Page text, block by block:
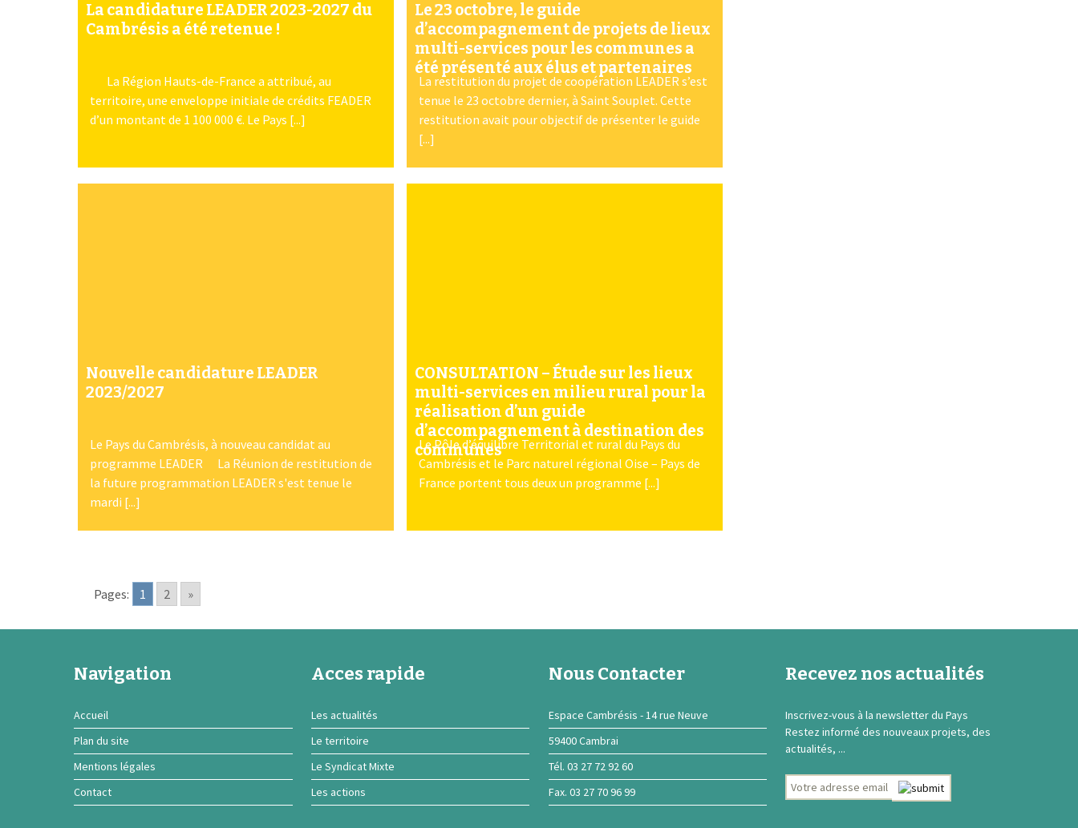
La candidature LEADER 2023-2027 du
Cambrésis a été retenue !
La Région Hauts-de-France a attribué, au
territoire, une enveloppe initiale de crédits FEADER
d’un montant de 1 100 000 €. Le Pays [...]
Le 23 octobre, le guide
d’accompagnement de projets de lieux
multi-services pour les communes a
été présenté aux élus et partenaires
La restitution du projet de coopération LEADER s’est
tenue le 23 octobre dernier, à Saint Souplet. Cette
restitution avait pour objectif de présenter le guide
[...]
Nouvelle candidature LEADER
2023/2027
Le Pays du Cambrésis, à nouveau candidat au
programme LEADER La Réunion de restitution de
la future programmation LEADER s'est tenue le
mardi [...]
CONSULTATION – Étude sur les lieux
multi-services en milieu rural pour la
réalisation d’un guide
d’accompagnement à destination des
communes
Le Pôle d’équilibre Territorial et rural du Pays du
Cambrésis et le Parc naturel régional Oise – Pays de
France portent tous deux un programme [...]
Pages: 1 2 »
Navigation
Accueil
Plan du site
Mentions légales
Contact
Acces rapide
Les actualités
Le territoire
Le Syndicat Mixte
Les actions
Nous Contacter
Espace Cambrésis - 14 rue Neuve
59400 Cambrai
Tél. 03 27 72 92 60
Fax. 03 27 70 96 99
Recevez nos actualités
Inscrivez-vous à la newsletter du Pays
Restez informé des nouveaux projets, des
actualités, ...